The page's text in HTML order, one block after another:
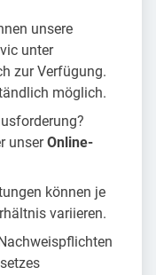
unsere
unter
zur Verfügung.
möglich.
unserOnline-
können je
variieren.